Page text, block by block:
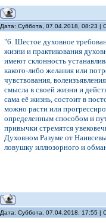
Дата: Суббота, 07.04.2018, 08:23 |
"6. Шестое духовное
жизни и практикования
имеют склонность
какого-либо желания или
чувствования,
смысла в своей жизни и
сама её жизнь, состоит в
можно расти или
определенным способом и
привычки стремятся
Духовном Разуме от
ловушку иллюзорного и
Дата: Суббота, 07.04.2018, 17:55 |